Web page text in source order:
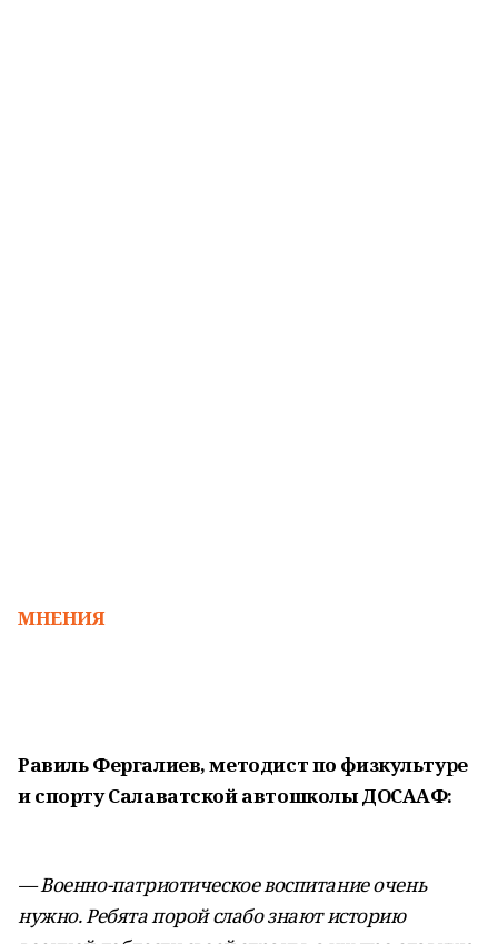
МНЕНИЯ
Равиль Фергалиев, методистпо физкультуре
и спортуСалаватской автошколы ДОСААФ:
— Военно-патриотическое воспитание очень
нужно. Ребята порой слабо знают историю